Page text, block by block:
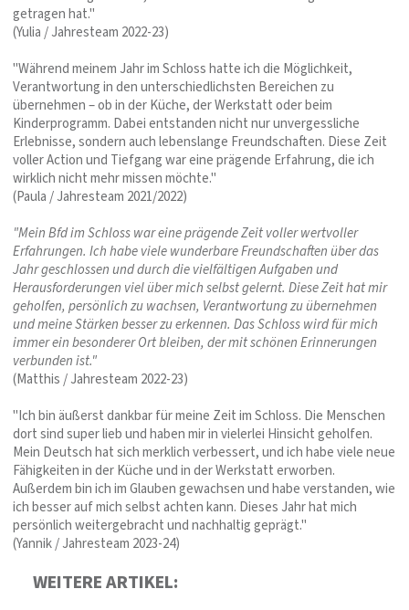
getragen hat."
(Yulia / Jahresteam 2022-23)
"Während meinem Jahr im Schloss hatte ich die Möglichkeit,
Verantwortung in den unterschiedlichsten Bereichen zu
übernehmen – ob in der Küche, der Werkstatt oder beim
Kinderprogramm. Dabei entstanden nicht nur unvergessliche
Erlebnisse, sondern auch lebenslange Freundschaften. Diese Zeit
voller Action und Tiefgang war eine prägende Erfahrung, die ich
wirklich nicht mehr missen möchte."
(Paula / Jahresteam 2021/2022)
"Mein Bfd im Schloss war eine prägende Zeit voller wertvoller
Erfahrungen. Ich habe viele wunderbare Freundschaften über das
Jahr geschlossen und durch die vielfältigen Aufgaben und
Herausforderungen viel über mich selbst gelernt. Diese Zeit hat mir
geholfen, persönlich zu wachsen, Verantwortung zu übernehmen
und meine Stärken besser zu erkennen. Das Schloss wird für mich
immer ein besonderer Ort bleiben, der mit schönen Erinnerungen
verbunden ist."
(Matthis / Jahresteam 2022-23)
"Ich bin äußerst dankbar für meine Zeit im Schloss. Die Menschen
dort sind super lieb und haben mir in vielerlei Hinsicht geholfen.
Mein Deutsch hat sich merklich verbessert, und ich habe viele neue
Fähigkeiten in der Küche und in der Werkstatt erworben.
Außerdem bin ich im Glauben gewachsen und habe verstanden, wie
ich besser auf mich selbst achten kann. Dieses Jahr hat mich
persönlich weitergebracht und nachhaltig geprägt."
(Yannik / Jahresteam 2023-24)
WEITERE ARTIKEL: